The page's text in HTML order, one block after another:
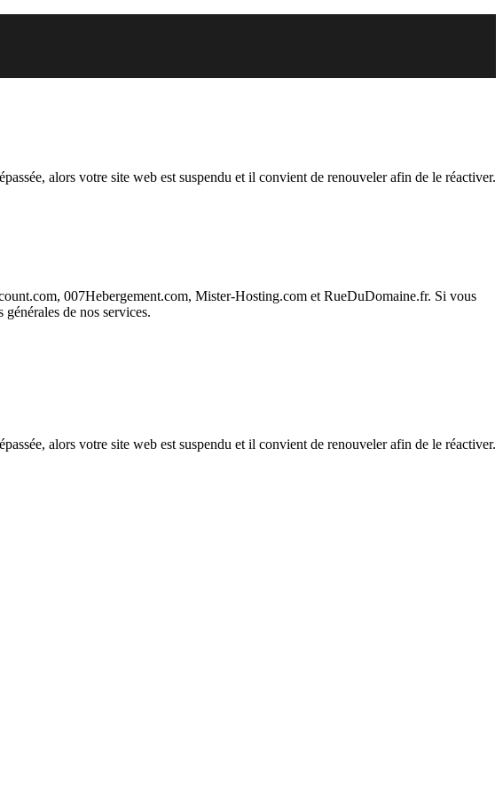
alors votre site web est suspendu et il convient de renouveler afin de le réactiver.
007Hebergement.com, Mister-Hosting.com et RueDuDomaine.fr. Si vous
de nos services.
alors votre site web est suspendu et il convient de renouveler afin de le réactiver.